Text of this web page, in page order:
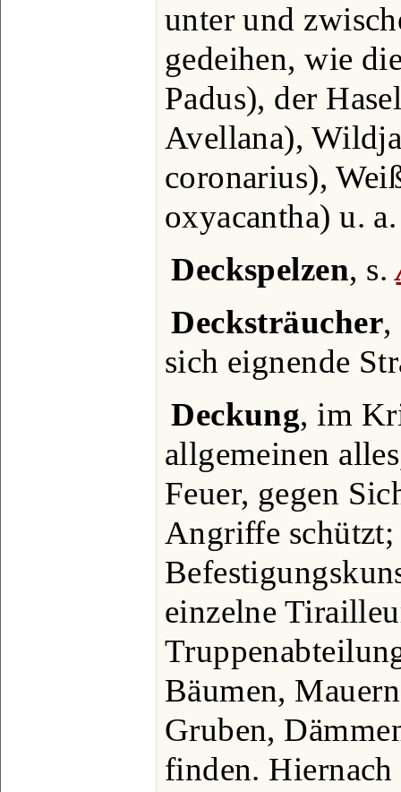
unter und
gedeihen, wie
Padus), der
Avellana),
coronarius),
oxyacantha) u. a.
Deckspelzen, s.
Decksträucher,
sich eignende
Deckung, im
allgemeinen
Feuer, gegen
Angriffe
einzelne
Bäumen,
Gruben,
finden. Hiernach